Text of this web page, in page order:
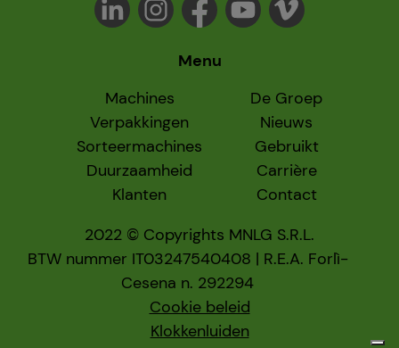
Menu
Machines
Verpakkingen
Sorteermachines
Duurzaamheid
Klanten
De Groep
Nieuws
Gebruikt
Carrière
Contact
2022 © Copyrights MNLG S.R.L.
BTW nummer IT03247540408 | R.E.A. Forlì-
Cesena n. 292294
Cookie beleid
Klokkenluiden